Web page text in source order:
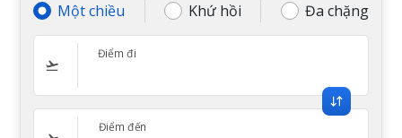
Một chiều Khứ hồi Đa chặng
Điểm đi
Điểm đến